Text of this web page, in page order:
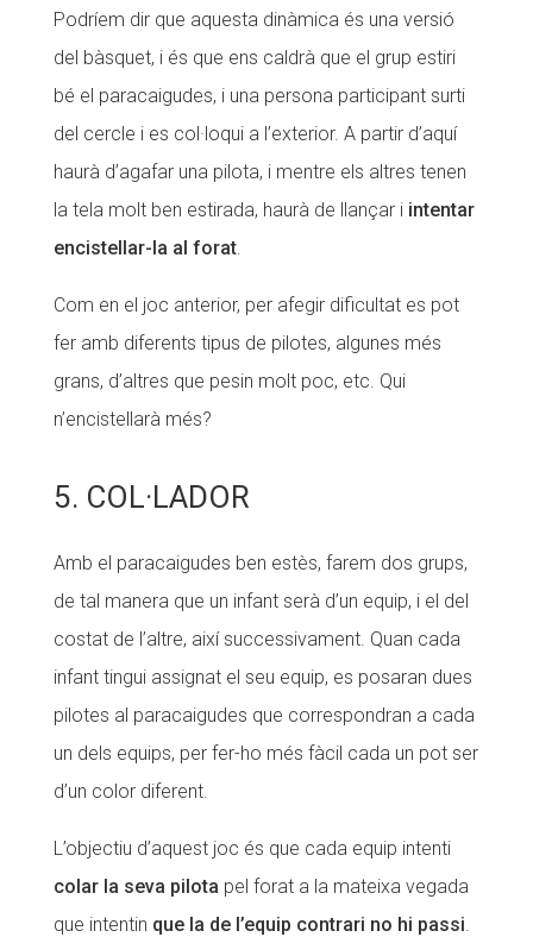
Podríem dir que aquesta dinàmica és una versió
del bàsquet, i és que ens caldrà que el grup estiri
bé el paracaigudes, i una persona participant surti
del cercle i es col·loqui a l’exterior. A partir d’aquí
haurà d’agafar una pilota, i mentre els altres tenen
la tela molt ben estirada, haurà de llançar i intentar
encistellar-la al forat.
Com en el joc anterior, per afegir dificultat es pot
fer amb diferents tipus de pilotes, algunes més
grans, d’altres que pesin molt poc, etc. Qui
n’encistellarà més?
5. COL·LADOR
Amb el paracaigudes ben estès, farem dos grups,
de tal manera que un infant serà d’un equip, i el del
costat de l’altre, així successivament. Quan cada
infant tingui assignat el seu equip, es posaran dues
pilotes al paracaigudes que correspondran a cada
un dels equips, per fer-ho més fàcil cada un pot ser
d’un color diferent.
L’objectiu d’aquest joc és que cada equip intenti
colar la seva pilota pel forat a la mateixa vegada
que intentin que la de l’equip contrari no hi passi.